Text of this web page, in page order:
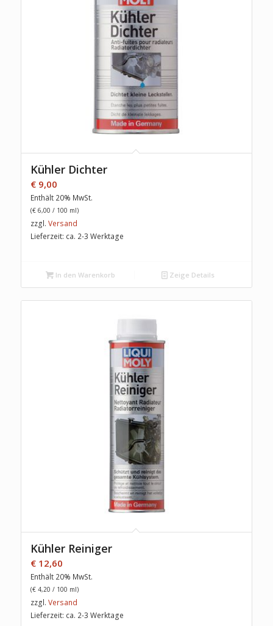
Kühler Dichter
€9,00
Enthält 20% MwSt.
(€6,00 / 100 ml)
zzgl. Versand
Lieferzeit: ca. 2-3 Werktage
In den Warenkorb Zeige Details
Kühler Reiniger
€12,60
Enthält 20% MwSt.
(€4,20 / 100 ml)
zzgl. Versand
Lieferzeit: ca. 2-3 Werktage